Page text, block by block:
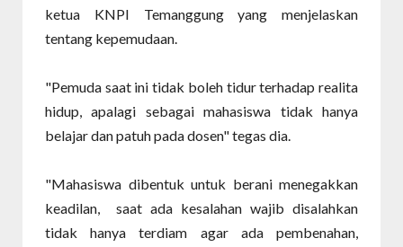
ketua KNPI Temanggung yang menjelaskan
tentang kepemudaan.
"Pemuda saat ini tidak boleh tidur terhadap realita
hidup, apalagi sebagai mahasiswa tidak hanya
belajar dan patuh pada dosen" tegas dia.
"Mahasiswa dibentuk untuk berani menegakkan
keadilan, saat ada kesalahan wajib disalahkan
tidak hanya terdiam agar ada pembenahan,